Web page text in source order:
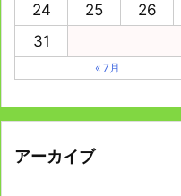
24
25 26
31
« 7月
アーカイブ